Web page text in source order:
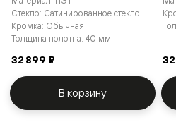
Стекло: Сатинированное стекло
Кромка: Обычная
Толщина полотна: 40 мм
32 899 ₽
В корзину